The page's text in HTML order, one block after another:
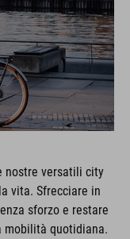
nostre versatili city
vita. Sfrecciare in
sforzo e restare
mobilità quotidiana.